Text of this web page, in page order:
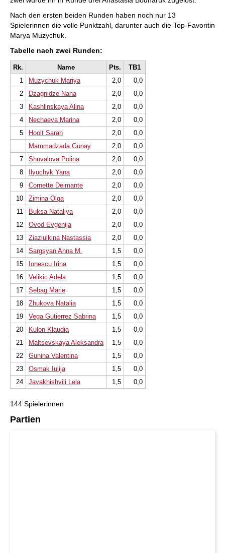
Nach den ersten beiden Runden haben noch nur 13
Spielerinnen die volle Punktzahl, darunter auch die Top-Favoritin
Marya Muzychuk.
Tabelle nach zwei Runden:
Rk. Name Pts.
TB1
1
Muzychuk Mariya 2,0
0,0
2
Dzagnidze Nana 2,0
0,0
3
Kashlinskaya Alina 2,0
0,0
4
Nechaeva Marina 2,0
0,0
5
Hoolt Sarah 2,0
0,0
Mammadzada Gunay
2,0
0,0
7
Shuvalova Polina 2,0
0,0
8
Ilyuchyk Yana 2,0
0,0
9
Cornette Deimante 2,0
0,0
10
Zimina Olga 2,0
0,0
11
Buksa Nataliya 2,0
0,0
12
Ovod Evgenija 2,0
0,0
13
Ziaziulkina Nastassia 2,0
0,0
14
Sargsyan Anna M. 1,5
0,0
15
Ionescu Irina 1,5
0,0
16
Velikic Adela 1,5
0,0
17
Sebag Marie 1,5
0,0
18
Zhukova Natalia 1,5
0,0
19
Vega Gutierrez Sabrina 1,5
0,0
20
Kulon Klaudia 1,5
0,0
21
Maltsevskaya Aleksandra 1,5
0,0
22
Gunina Valentina 1,5
0,0
23
Osmak Iulija 1,5
0,0
24
Javakhishvili Lela 1,5 0,0
144 Spielerinnen
Partien